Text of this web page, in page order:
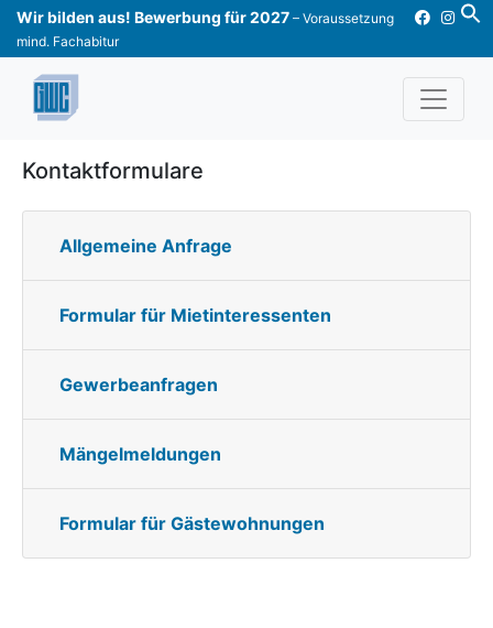
Skip
content
Wir bilden aus! Bewerbung für 2027 – Voraussetzung
mind. Fachabitur
Kontaktformulare
Allgemeine Anfrage
Formular für Mietinteressenten
Gewerbeanfragen
Mängelmeldungen
Formular für Gästewohnungen